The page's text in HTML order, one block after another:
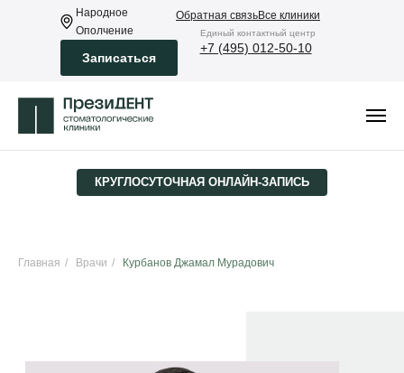
Обратная связьВсе клиники
Eдиный контактный центр
+7 (495) 012-50-10
Народное
Ополчение
Записаться
КРУГЛОСУТОЧНАЯ ­ОНЛАЙН-ЗАПИСЬ
Главная / Врачи / Курбанов Джамал Мурадович